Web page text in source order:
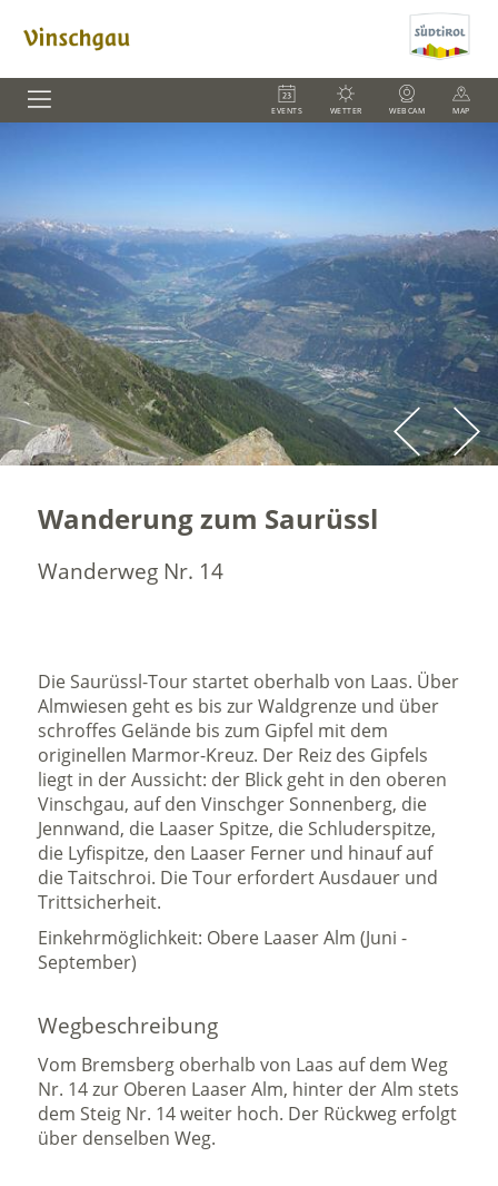
EVENTS WETTER WEBCAM MAP
Wanderung zum Saurüssl
Wanderweg Nr. 14
Die Saurüssl-Tour startet oberhalb von Laas. Über
Almwiesen geht es bis zur Waldgrenze und über
schroffes Gelände bis zum Gipfel mit dem
originellen Marmor-Kreuz. Der Reiz des Gipfels
liegt in der Aussicht: der Blick geht in den oberen
Vinschgau, auf den Vinschger Sonnenberg, die
Jennwand, die Laaser Spitze, die Schluderspitze,
die Lyfispitze, den Laaser Ferner und hinauf auf
die Taitschroi. Die Tour erfordert Ausdauer und
Trittsicherheit.
Einkehrmöglichkeit: Obere Laaser Alm (Juni -
September)
Wegbeschreibung
Vom Bremsberg oberhalb von Laas auf dem Weg
Nr. 14 zur Oberen Laaser Alm, hinter der Alm stets
dem Steig Nr. 14 weiter hoch. Der Rückweg erfolgt
über denselben Weg.